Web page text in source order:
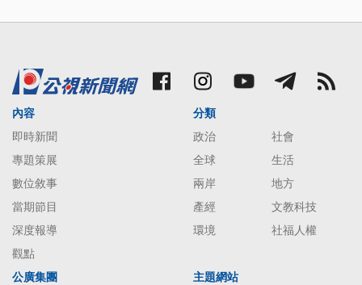
內容
即時新聞
專題策展
數位敘事
當期節目
深度報導
觀點
分類
政治
社會
全球
生活
兩岸
地方
產經
文教科技
環境
社福人權
公廣集團 主題網站